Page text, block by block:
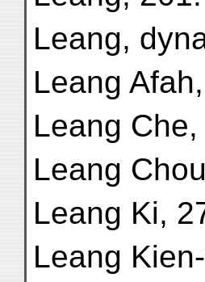
Leang,
Leang
Leang Che,
Leang
Leang Ki,
Leang